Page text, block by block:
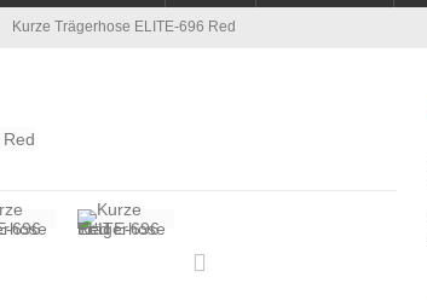
Kurze Trägerhose ELITE-696 Red